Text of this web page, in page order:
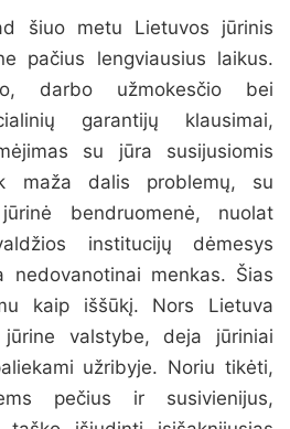
šiuo metu Lietuvos jūrinis
pačius lengviausius laikus.
darbo užmokesčio bei
garantijų klausimai,
su jūra susijusiomis
maža dalis problemų, su
bendruomenė, nuolat
institucijų dėmesys
nedovanotinai menkas. Šias
kaip iššūkį. Nors Lietuva
valstybe, deja jūriniai
užribyje. Noriu tikėti,
pečius ir susivienijus,